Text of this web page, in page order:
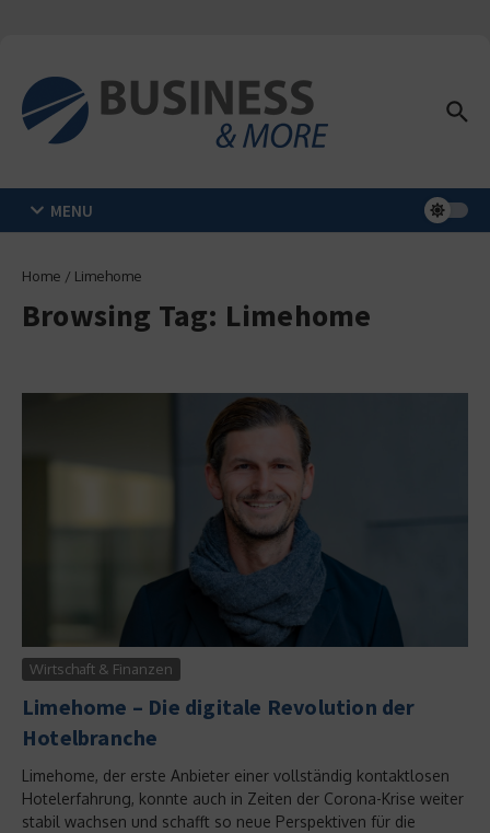
MENU
Home / Limehome
Browsing Tag: Limehome
Wirtschaft & Finanzen
Limehome – Die digitale Revolution der
Hotelbranche
Limehome, der erste Anbieter einer vollständig kontaktlosen
Hotelerfahrung, konnte auch in Zeiten der Corona-Krise weiter
stabil wachsen und schafft so neue Perspektiven für die